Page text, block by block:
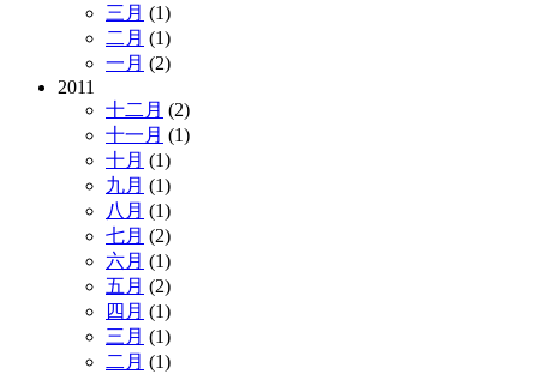
三月 (1)
二月 (1)
一月 (2)
2011
十二月 (2)
十一月 (1)
十月 (1)
九月 (1)
八月 (1)
七月 (2)
六月 (1)
五月 (2)
四月 (1)
三月 (1)
二月 (1)